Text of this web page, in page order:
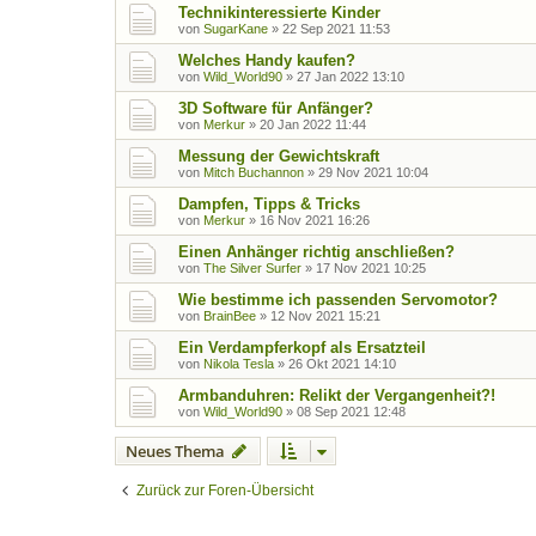
Technikinteressierte Kinder
von SugarKane » 22 Sep 2021 11:53
Welches Handy kaufen?
von Wild_World90 » 27 Jan 2022 13:10
3D Software für Anfänger?
von Merkur » 20 Jan 2022 11:44
Messung der Gewichtskraft
von Mitch Buchannon » 29 Nov 2021 10:04
Dampfen, Tipps & Tricks
von Merkur » 16 Nov 2021 16:26
Einen Anhänger richtig anschließen?
von The Silver Surfer » 17 Nov 2021 10:25
Wie bestimme ich passenden Servomotor?
von BrainBee » 12 Nov 2021 15:21
Ein Verdampferkopf als Ersatzteil
von Nikola Tesla » 26 Okt 2021 14:10
Armbanduhren: Relikt der Vergangenheit?!
von Wild_World90 » 08 Sep 2021 12:48
Neues Thema
Zurück zur Foren-Übersicht